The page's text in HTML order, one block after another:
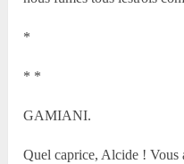
*
* *
GAMIANI.
Quel caprice, Alcide ! Vous